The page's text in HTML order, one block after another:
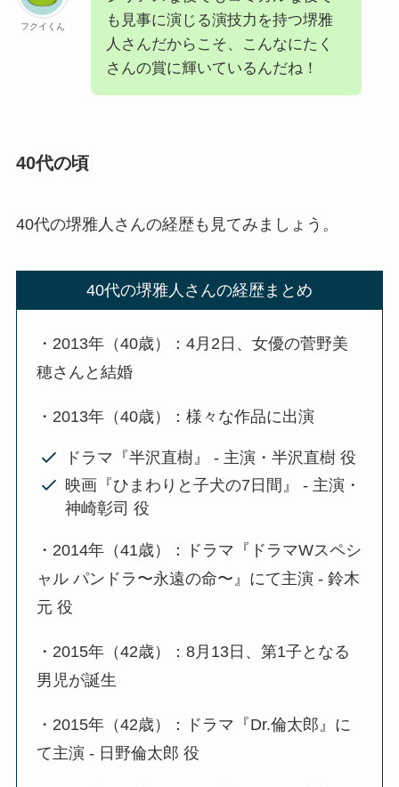
フクイくん
も見事に演じる演技力を持つ堺雅
人さんだからこそ、こんなにたく
さんの賞に輝いているんだね！
40代の頃
40代の堺雅人さんの経歴も見てみましょう。
40代の堺雅人さんの経歴まとめ
・2013年（40歳）：4月2日、女優の菅野美
穂さんと結婚
・2013年（40歳）：様々な作品に出演
ドラマ『半沢直樹』 - 主演・半沢直樹 役
映画『ひまわりと子犬の7日間』 - 主演・
神崎彰司 役
・2014年（41歳）：ドラマ『ドラマWスペシ
ャル パンドラ〜永遠の命〜』にて主演 - 鈴木
元 役
・2015年（42歳）：8月13日、第1子となる
男児が誕生
・2015年（42歳）：ドラマ『Dr.倫太郎』に
て主演 - 日野倫太郎 役